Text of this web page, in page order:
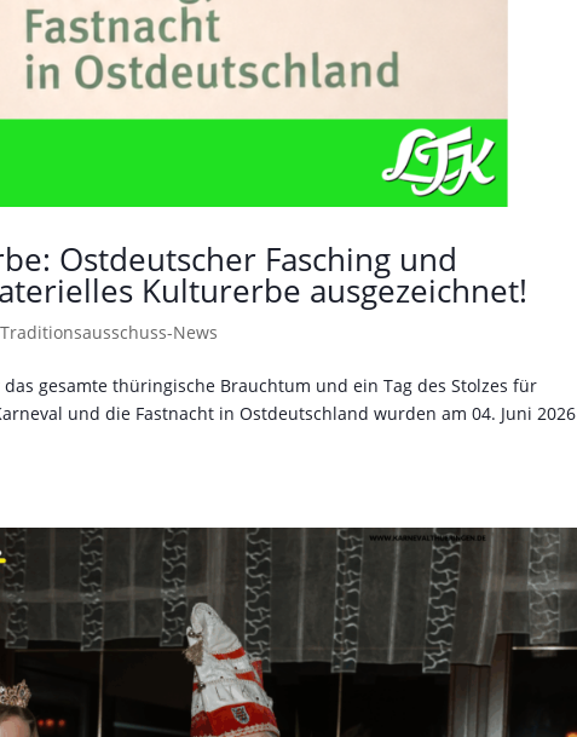
Ostdeutscher Fasching und
Kulturerbe ausgezeichnet!
News
gesamte thüringische Brauchtum und ein Tag des Stolzes für
und die Fastnacht in Ostdeutschland wurden am 04. Juni 2026